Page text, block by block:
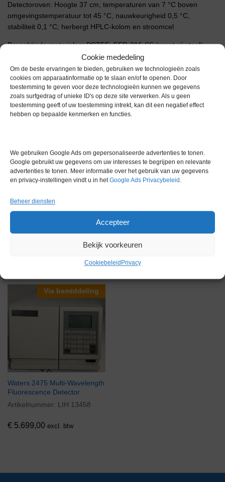
Cookie mededeling
Om de beste ervaringen te bieden, gebruiken we technologieën zoals
cookies om apparaatinformatie op te slaan en/of te openen. Door
toestemming te geven voor deze technologieën kunnen we gegevens
zoals surfgedrag of unieke ID's op deze site verwerken. Als u geen
toestemming geeft of uw toestemming intrekt, kan dit een negatief effect
hebben op bepaalde kenmerken en functies.
We gebruiken Google Ads om gepersonaliseerde advertenties te tonen.
Google gebruikt uw gegevens om uw interesses te begrijpen en relevante
advertenties te tonen. Meer informatie over het gebruik van uw gegevens
en privacy-instellingen vindt u in hetGoogle Ads Privacybeleid .
Beheer diensten
Accepteer
Bekijk voorkeuren
Cookiebeleid Privacy
Detectoroven: Hoogte 37 cm, temperaturen van 7 °C boven
omgevingstemperatuur tot 45 °C, nauwkeurigheid 0,5 °C,
stabiliteit 0,1 °C; herbergt HPLC-kolom en stroomcel
Bevochtigde materialen: PCTFE, FEP, 316-SS (roestvrij staal),
Viton, zilver, zilverchloride, goud en platina
Extra informatie
Gewicht 0,0 kg
Conditie Gebruikt in goede conditie
Merk Waters
Gerelateerde producten
Via bemiddeling
Waters 2475 Multi-Wavelength
Fluorescence Detector
Artikelnummer: LIH 13458
€ 5.699,00 excl. btw